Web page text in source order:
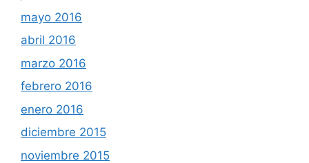
mayo 2016
abril 2016
marzo 2016
febrero 2016
enero 2016
diciembre 2015
noviembre 2015